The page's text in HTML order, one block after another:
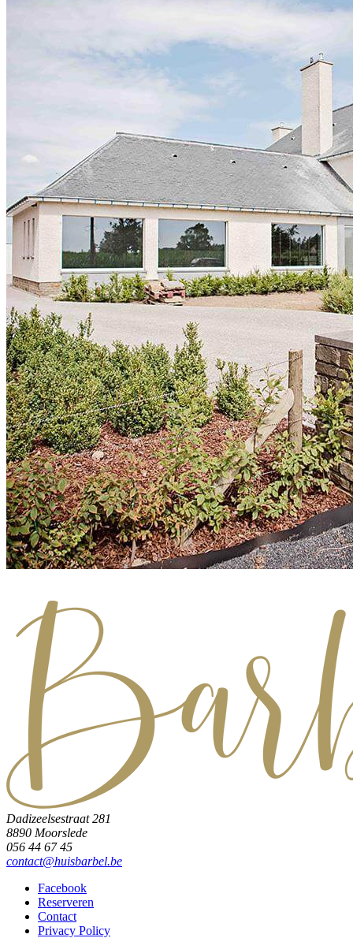
Dadizeelsestraat 281
8890 Moorslede
056 44 67 45
contact@huisbarbel.be
Facebook
Reserveren
Contact
Privacy Policy